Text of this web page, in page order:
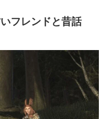
フレンドと昔話